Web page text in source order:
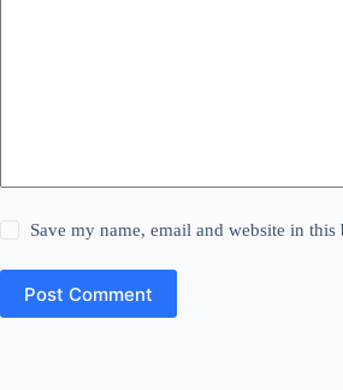
Save my name, email and website in
Post Comment